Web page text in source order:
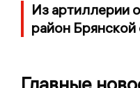
Из артиллерии
район Брянской